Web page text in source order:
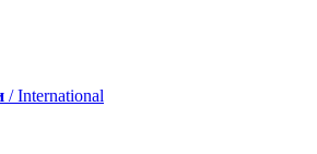
/ International